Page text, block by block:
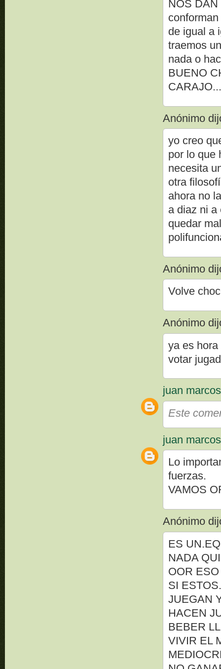
NOS
de igual a
traemos
nada o
BUENO
Anónimo
yo creo
por lo que
necesita
otra
ahora no
a diaz ni a
quedar
Anónimo
Volve
Anónimo
ya es
votar
juan marcos
Este
juan marcos
Lo
fuerzas.
VAMOS
Anónimo
ES
NADA
OOR
SI
JUEGAN
HACEN
BEBER
VIVIR EL